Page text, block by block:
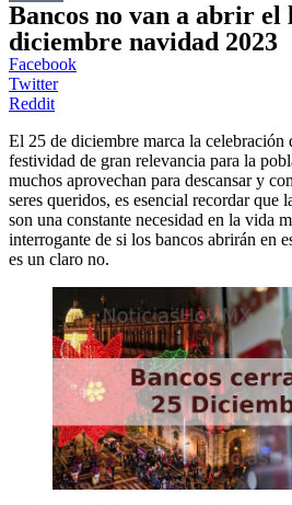
Bancos no van a abrir el
diciembre navidad 2023
Facebook
Twitter
Reddit
El 25 de diciembre marca la celebración
festividad de gran relevancia para la
muchos aprovechan para descansar y
seres queridos, es esencial recordar que
son una constante necesidad en la vida
interrogante de si los bancos abrirán en
es un claro no.